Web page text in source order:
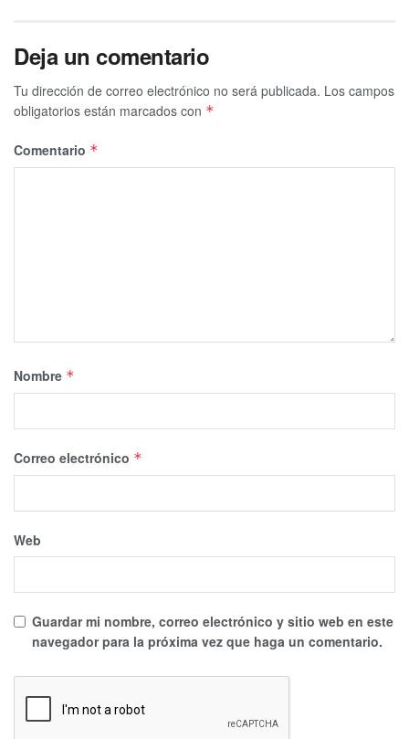
Deja un comentario
Tu dirección de correo electrónico no será publicada. Los campos
obligatorios están marcados con *
Comentario *
Nombre *
Correo electrónico *
Web
Guardar mi nombre, correo electrónico y sitio web en este
navegador para la próxima vez que haga un comentario.